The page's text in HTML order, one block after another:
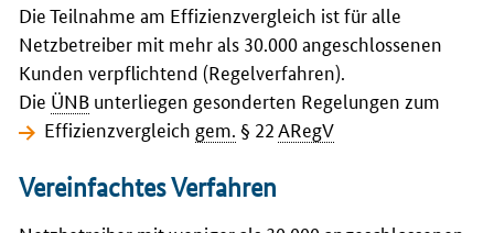
Die Teilnahme am Effizienzvergleich ist für alle
Netzbetreiber mit mehr als 30.000 angeschlossenen
Kunden verpflichtend (Regelverfahren).
Die ÜNB unterliegen gesonderten Regelungen zum
Effizienzvergleich gem. § 22ARegV
Vereinfachtes Verfahren